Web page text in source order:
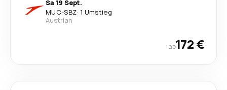
Sa 19 Sept.
MUC-SBZ· 1 Umstieg
Austrian
ab172 €